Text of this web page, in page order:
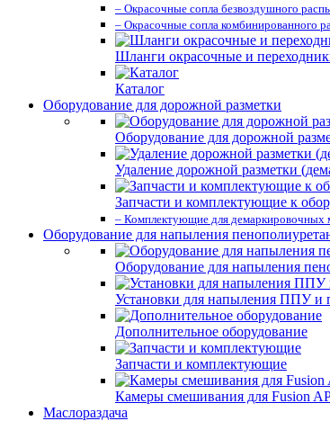
– Окрасочные сопла безвоздушного
– Окрасочные сопла комбинированного
Шланги окрасочные и
Каталог
Оборудование для дорожной разметки
Оборудование для дорожной
Удаление дорожной разметки
Запчасти и комплектующие к
– Комплектующие для демаркировочных
Оборудование для напыления
Оборудование для напыления
Установки для напыления ППУ и
Дополнительное оборудование
Запчасти и комплектующие
Камеры смешивания для Fusion
Маслораздача